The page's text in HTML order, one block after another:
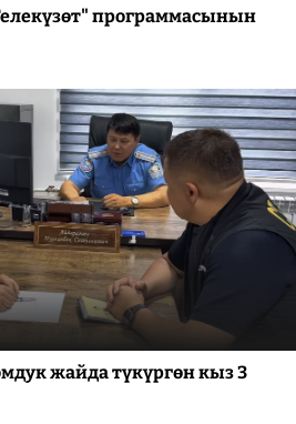
программасынын
жайда түкүргөн кыз 3